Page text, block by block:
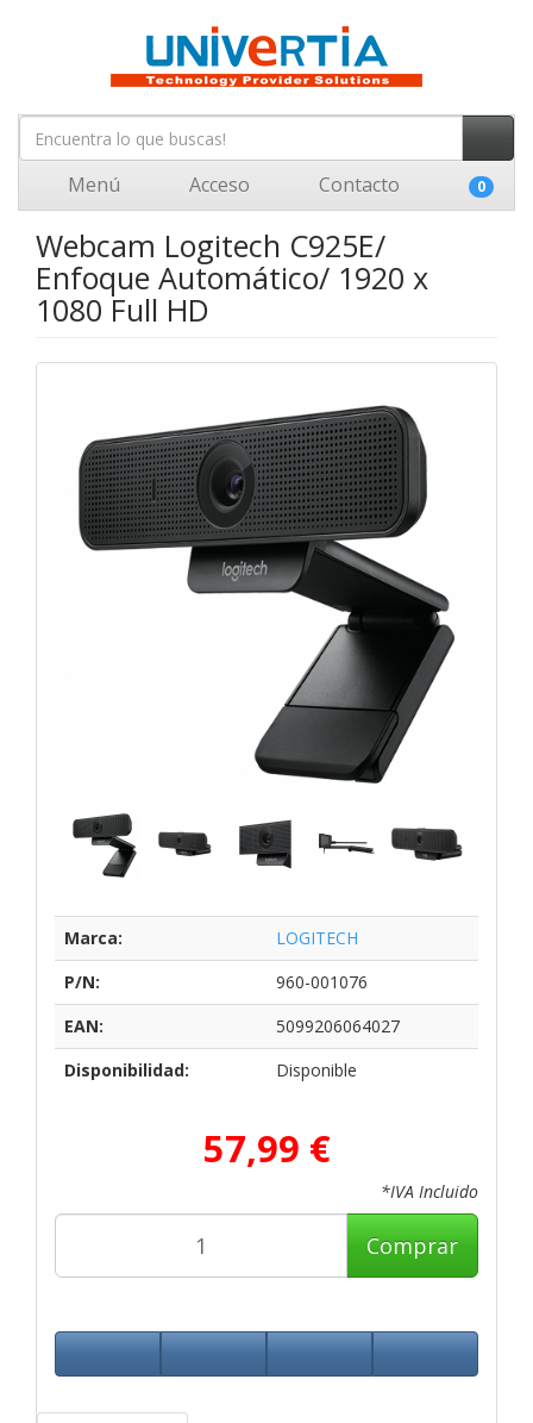
Menú Acceso Contacto 0
Webcam Logitech C925E/
Enfoque Automático/ 1920 x
1080 Full HD
Marca:
LOGITECH
P/N:
960-001076
EAN:
5099206064027
Disponibilidad:
Disponible
57,99 €
*IVA Incluido
Comprar